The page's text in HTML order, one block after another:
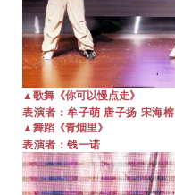
▲歌舞 《你可以慢点走》
表演者：牟子萌 唐子扬 宋海榕
▲舞蹈《青烟里》
表演者：钱一诺